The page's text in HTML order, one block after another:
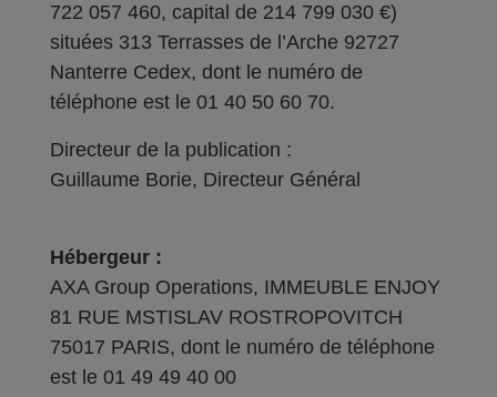
722 057 460, capital de 214 799 030 €)
situées 313 Terrasses de l’Arche 92727
Nanterre Cedex, dont le numéro de
téléphone est le 01 40 50 60 70.
Directeur de la publication :
Guillaume Borie, Directeur Général
Hébergeur :
AXA Group Operations, IMMEUBLE ENJOY
81 RUE MSTISLAV ROSTROPOVITCH
75017 PARIS, dont le numéro de téléphone
est le 01 49 49 40 00